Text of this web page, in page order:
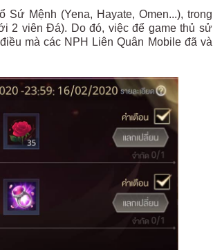
Mệnh (Yena, Hayate, Omen...), trong
2 viên Đá). Do đó, việc để game thủ sử
mà các NPH Liên Quân Mobile đã và